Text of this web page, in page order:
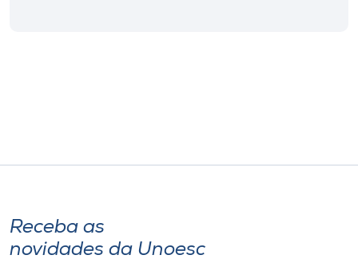
o idioma
A-
Receba as
novidades da Unoesc